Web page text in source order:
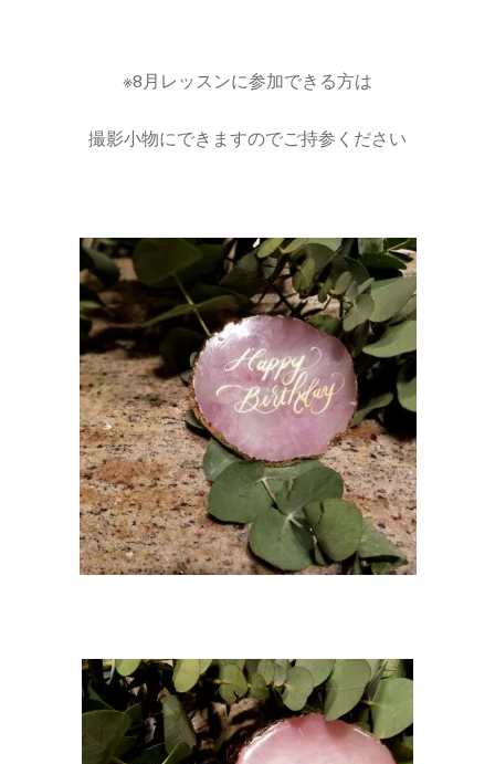
※8月レッスンに参加できる方は
撮影小物にできますのでご持参ください